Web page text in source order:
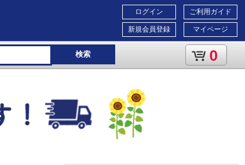
ご利用ガイド
マイページ
ログイン
新規会員登録
検索 0